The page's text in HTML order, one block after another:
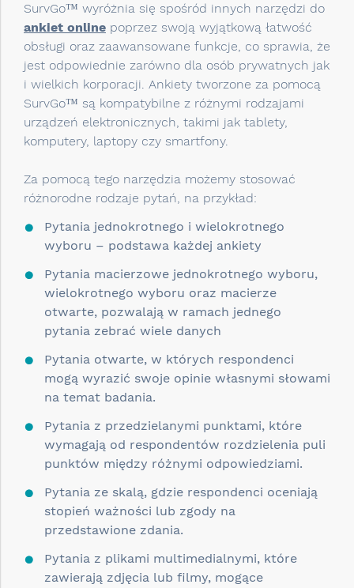
SurvGo™ wyróżnia się spośród innych narzędzi do
ankiet online poprzez swoją wyjątkową łatwość
obsługi oraz zaawansowane funkcje, co sprawia, że
jest odpowiednie zarówno dla osób prywatnych jak
i wielkich korporacji. Ankiety tworzone za pomocą
SurvGo™ są kompatybilne z różnymi rodzajami
urządzeń elektronicznych, takimi jak tablety,
komputery, laptopy czy smartfony.
Za pomocą tego narzędzia możemy stosować
różnorodne rodzaje pytań, na przykład:
Pytania jednokrotnego i wielokrotnego
wyboru – podstawa każdej ankiety
Pytania macierzowe jednokrotnego wyboru,
wielokrotnego wyboru oraz macierze
otwarte, pozwalają w ramach jednego
pytania zebrać wiele danych
Pytania otwarte, w których respondenci
mogą wyrazić swoje opinie własnymi słowami
na temat badania.
Pytania z przedzielanymi punktami, które
wymagają od respondentów rozdzielenia puli
punktów między różnymi odpowiedziami.
Pytania ze skalą, gdzie respondenci oceniają
stopień ważności lub zgody na
przedstawione zdania.
Pytania z plikami multimedialnymi, które
zawierają zdjęcia lub filmy, mogące